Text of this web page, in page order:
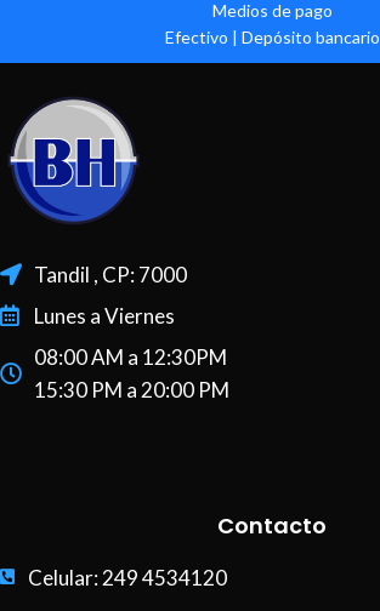
Medios de pago
Efectivo | Depósito bancario
Tandil , CP: 7000
Lunes a Viernes
08:00 AM a 12:30PM
15:30 PM a 20:00 PM
Contacto
Celular: 249 4534120